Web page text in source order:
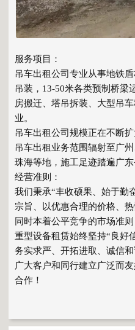
服务项目：
吊车出租公司专业从事地铁
吊装，13-50米各类预制桥梁
房搬迁、塔吊拆装、大型吊
业。
吊车出租公司规模正在不断
吊车出租业务范围辐射至广
珠海等地，施工足迹踏遍广东
经营准则：
我们秉承“丰收硕果、始于勤
宗旨、以优惠合理的价格、
同时本着公平竞争的市场准
重型设备租赁始终坚持“良好
务实求严、开拓进取、诚信
广大客户和同行建立广泛而
合作！